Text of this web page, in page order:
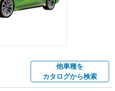
他車種を
カタログから検索